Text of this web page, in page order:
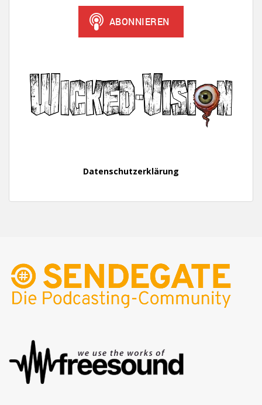
Datenschutzerklärung